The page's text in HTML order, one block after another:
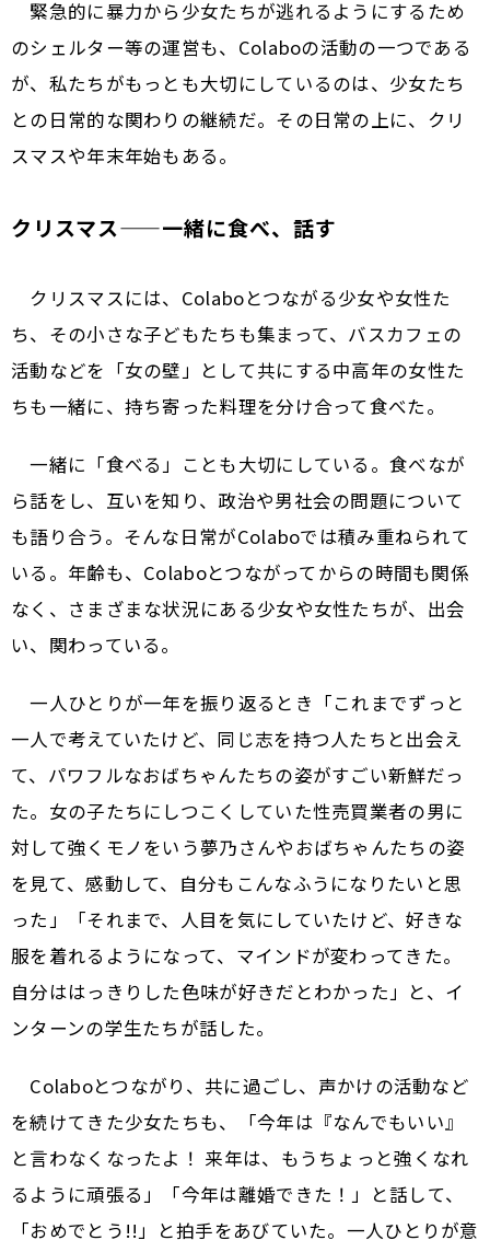
緊急的に暴力から少女たちが逃れるようにするため
のシェルター等の運営も、Colaboの活動の一つである
が、私たちがもっとも大切にしているのは、少女たち
との日常的な関わりの継続だ。その日常の上に、クリ
スマスや年末年始もある。
クリスマス——一緒に食べ、話す
クリスマスには、Colaboとつながる少女や女性た
ち、その小さな子どもたちも集まって、バスカフェの
活動などを「女の壁」として共にする中高年の女性た
ちも一緒に、持ち寄った料理を分け合って食べた。
一緒に「食べる」ことも大切にしている。食べなが
ら話をし、互いを知り、政治や男社会の問題について
も語り合う。そんな日常がColaboでは積み重ねられて
いる。年齢も、Colaboとつながってからの時間も関係
なく、さまざまな状況にある少女や女性たちが、出会
い、関わっている。
一人ひとりが一年を振り返るとき「これまでずっと
一人で考えていたけど、同じ志を持つ人たちと出会え
て、パワフルなおばちゃんたちの姿がすごい新鮮だっ
た。女の子たちにしつこくしていた性売買業者の男に
対して強くモノをいう夢乃さんやおばちゃんたちの姿
を見て、感動して、自分もこんなふうになりたいと思
った」「それまで、人目を気にしていたけど、好きな
服を着れるようになって、マインドが変わってきた。
自分ははっきりした色味が好きだとわかった」と、イ
ンターンの学生たちが話した。
Colaboとつながり、共に過ごし、声かけの活動など
を続けてきた少女たちも、「今年は『なんでもいい』
と言わなくなったよ！ 来年は、もうちょっと強くなれ
るように頑張る」「今年は離婚できた！」と話して、
「おめでとう!!」と拍手をあびていた。一人ひとりが意